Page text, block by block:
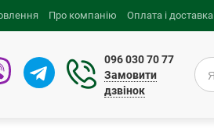
Про компанію Оплата і доставка
096 030 70 77
Замовити
дзвінок